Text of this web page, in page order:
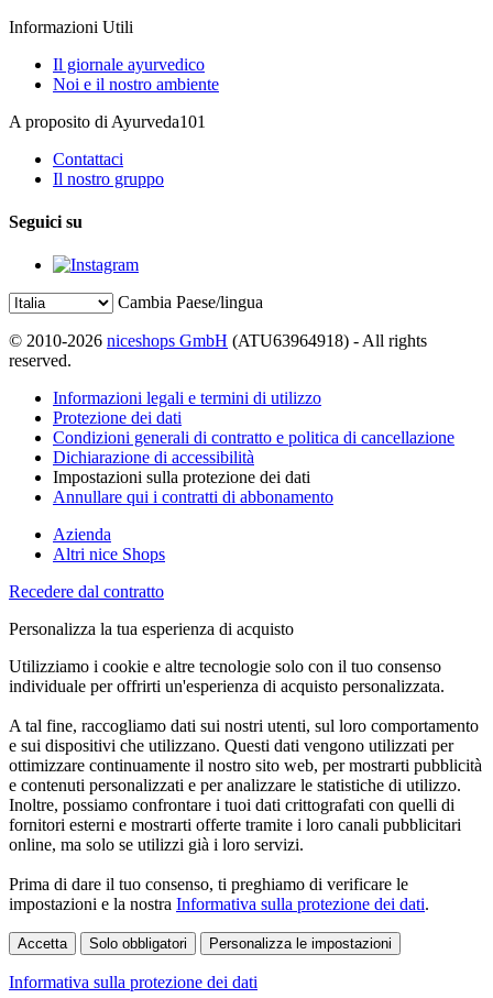
Informazioni Utili
Il giornale ayurvedico
Noi e il nostro ambiente
A proposito di Ayurveda101
Contattaci
Il nostro gruppo
Seguici su
Cambia Paese/lingua
© 2010-2026 niceshops GmbH (ATU63964918) - All rights
reserved.
Informazioni legali e termini di utilizzo
Protezione dei dati
Condizioni generali di contratto e politica di cancellazione
Dichiarazione di accessibilità
Impostazioni sulla protezione dei dati
Annullare qui i contratti di abbonamento
Azienda
Altri nice Shops
Recedere dal contratto
Personalizza la tua esperienza di acquisto
Utilizziamo i cookie e altre tecnologie solo con il tuo consenso
individuale per offrirti un'esperienza di acquisto personalizzata.
A tal fine, raccogliamo dati sui nostri utenti, sul loro comportamento
e sui dispositivi che utilizzano. Questi dati vengono utilizzati per
ottimizzare continuamente il nostro sito web, per mostrarti pubblicità
e contenuti personalizzati e per analizzare le statistiche di utilizzo.
Inoltre, possiamo confrontare i tuoi dati crittografati con quelli di
fornitori esterni e mostrarti offerte tramite i loro canali pubblicitari
online, ma solo se utilizzi già i loro servizi.
Prima di dare il tuo consenso, ti preghiamo di verificare le
impostazioni e la nostra Informativa sulla protezione dei dati.
Accetta Solo obbligatori Personalizza le impostazioni
Informativa sulla protezione dei dati